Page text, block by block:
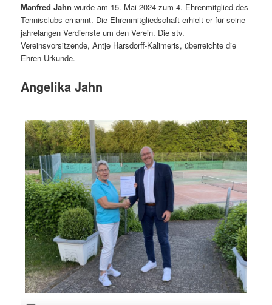
Manfred Jahn wurde am 15. Mai 2024 zum 4. Ehrenmitglied des
Tennisclubs ernannt. Die Ehrenmitgliedschaft erhielt er für seine
jahrelangen Verdienste um den Verein. Die stv.
Vereinsvorsitzende, Antje Harsdorff-Kalimeris, überreichte die
Ehren-Urkunde.
Angelika Jahn